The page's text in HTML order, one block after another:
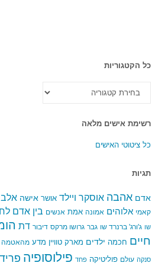
כל הקטגוריות
הקטגוריות
רשימת אישים מלאה
כל ציטוטי האישים
תגיות
אדם אהבה אוסקר ויילד אושר אישה
קאמי אלוהים אמונה אמת אנשים בין אדם
שו ג'ורג' ברנרד שו גבר גרושו מרקס דיבור דת
חיים חכמה ילדים מארק טוויין מדע מהאטמה
סנקה עולם פוליטיקה פחד פילוסופיה